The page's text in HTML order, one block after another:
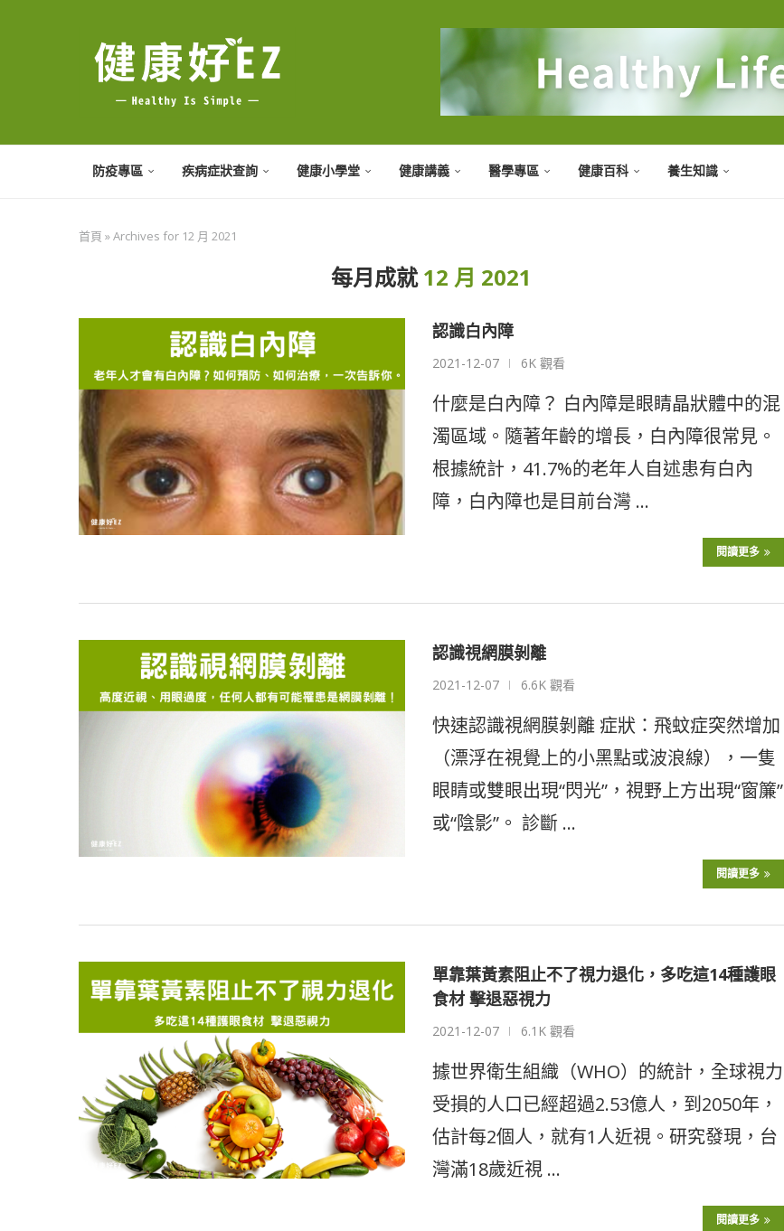
防疫專區 疾病症狀查詢 健康小學堂 健康講義 醫學專區 健康百科 養生知識
首頁 »Archives for 12 月 2021
每月成就12 月 2021
認識白內障
2021-12-07 6K 觀看
什麼是白內障？ 白內障是眼睛晶狀體中的混
濁區域。隨著年齡的增長，白內障很常見。
根據統計，41.7%的老年人自述患有白內
障，白內障也是目前台灣 …
閱讀更多
認識視網膜剝離
2021-12-07 6.6K 觀看
快速認識視網膜剝離 症狀：飛蚊症突然增加
（漂浮在視覺上的小黑點或波浪線），一隻
眼睛或雙眼出現“閃光”，視野上方出現“窗簾”
或“陰影”。 診斷 …
閱讀更多
單靠葉黃素阻止不了視力退化，多吃這14種護眼
食材 擊退惡視力
2021-12-07 6.1K 觀看
據世界衛生組織（WHO）的統計，全球視力
受損的人口已經超過2.53億人，到2050年，
估計每2個人，就有1人近視。研究發現，台
灣滿18歲近視 …
閱讀更多